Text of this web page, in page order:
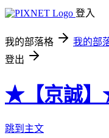
登入
我的部落格 我的部
登出
★【京誠】
跳到主文